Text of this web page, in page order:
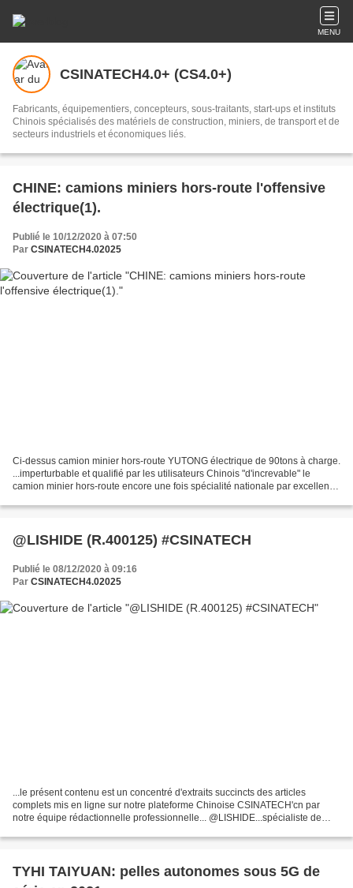
MENU
CSINATECH4.0+ (CS4.0+)
Fabricants, équipementiers, concepteurs, sous-traitants, start-ups et instituts
Chinois spécialisés des matériels de construction, miniers, de transport et de
secteurs industriels et économiques liés.
CHINE: camions miniers hors-route l'offensive
électrique(1).
Publié le 10/12/2020 à 07:50
Par CSINATECH4.02025
Ci-dessus camion minier hors-route YUTONG électrique de 90tons à charge.
...imperturbable et qualifié par les utilisateurs Chinois "d'increvable" le
camion minier hors-route encore une fois spécialité nationale par excellence
@LISHIDE (R.400125) #CSINATECH
Publié le 08/12/2020 à 09:16
Par CSINATECH4.02025
...le présent contenu est un concentré d'extraits succincts des articles
complets mis en ligne sur notre plateforme Chinoise CSINATECH'cn par
notre équipe rédactionnelle professionnelle... @LISHIDE...spécialiste de
TYHI TAIYUAN: pelles autonomes sous 5G de